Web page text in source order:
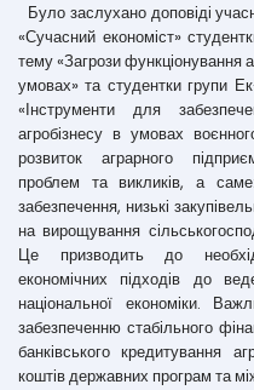
Було заслухано доповіді
«Сучасний економіст»
тему «Загрози функціонування
умовах» та студентки групи
«Інструменти для
агробізнесу в умовах
розвиток аграрного
проблем та викликів, а
забезпечення, низькі
на вирощування
Це призводить до
економічних підходів до
національної економіки.
забезпеченню стабільного
банківського кредитування
коштів державних програм та